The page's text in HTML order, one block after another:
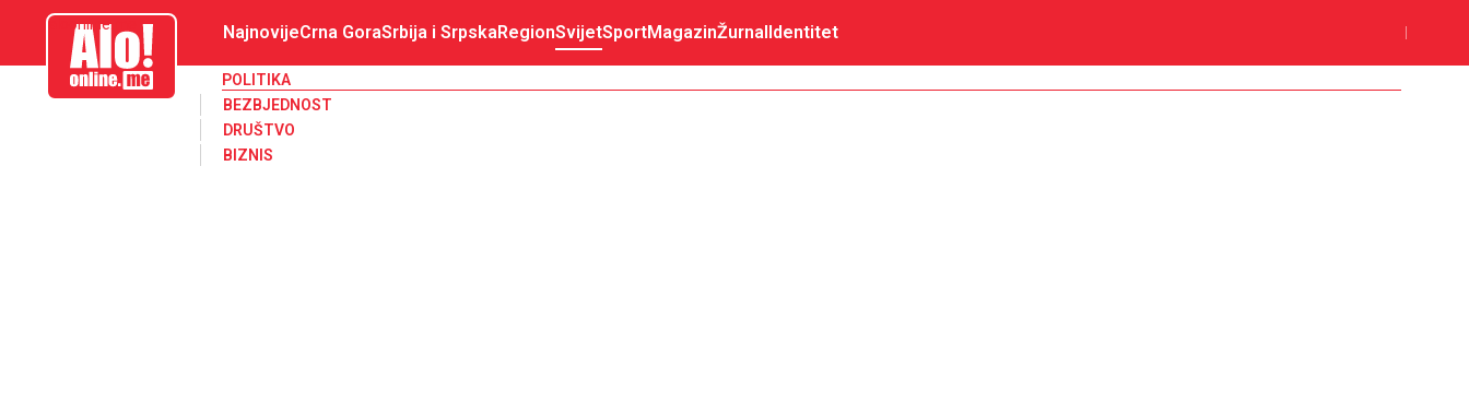
aloonline.me NajnovijeCrna GoraSrbija i SrpskaRegionSvijetSportMagazinŽurnalIdentitet
POLITIKA
BEZBJEDNOST
DRUŠTVO
BIZNIS